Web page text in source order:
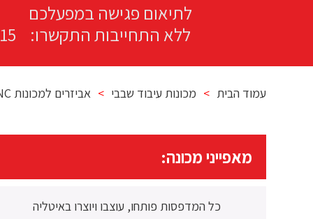
לתיאום פגישה במפעלכם
ללא התחייבות התקשרו:
עמוד הבית > מכונות עיבוד שבבי > אביזרים למכונות CNC
מאפייני מכונה:
כל המדפסות פותחו, עוצבו ויוצרו באיטליה